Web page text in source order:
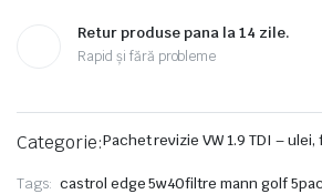
Retur produse pana la 14 zile.
Rapid și fără probleme
Categorie:Pachet revizie VW 1.9 TDI –
Tags: castrol edge 5w40filtre mann golf 5